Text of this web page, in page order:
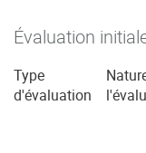
Évaluation
Type
d'évaluation